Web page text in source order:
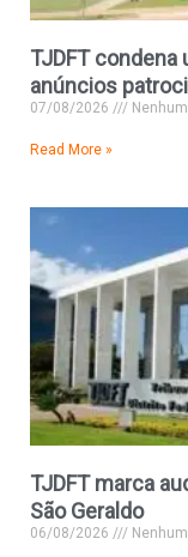
TJDFT
anúncios
07/08/2026
Read More »
TJDFT marca
São Geraldo
06/08/2026